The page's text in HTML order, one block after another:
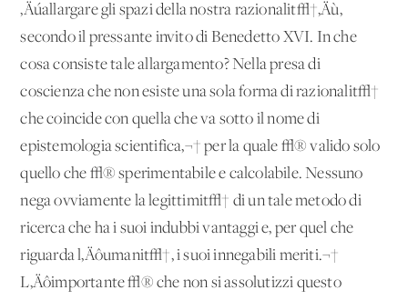
‚Äúallargare gli spazi della nostra razionalit√†‚Äù,
secondo il pressante invito di Benedetto XVI. In che
cosa consiste tale allargamento? Nella presa di
coscienza che non esiste una sola forma di razionalit√†
che coincide con quella che va sotto il nome di
epistemologia scientifica,¬† per la quale √® valido solo
quello che √® sperimentabile e calcolabile. Nessuno
nega ovviamente la legittimit√† di un tale metodo di
ricerca che ha i suoi indubbi vantaggi e, per quel che
riguarda l‚Äôumanit√†, i suoi innegabili meriti.¬†
L‚Äôimportante √® che non si assolutizzi questo